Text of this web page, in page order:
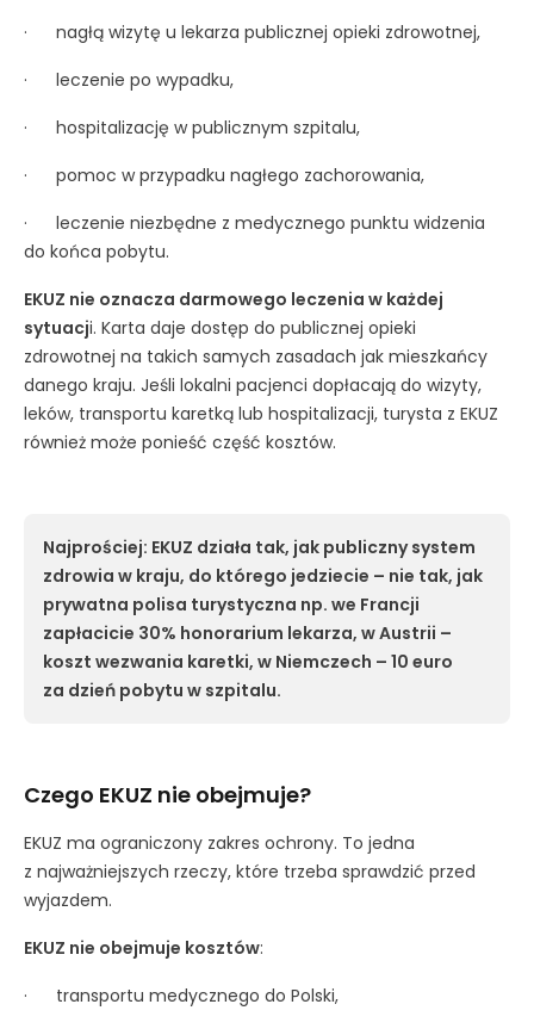
· nagłą wizytę u lekarza publicznej opieki zdrowotnej,
· leczenie po wypadku,
· hospitalizację w publicznym szpitalu,
· pomoc w przypadku nagłego zachorowania,
· leczenie niezbędne z medycznego punktu widzenia
do końca pobytu.
EKUZ nie oznacza darmowego leczenia w każdej
sytuacji. Karta daje dostęp do publicznej opieki
zdrowotnej na takich samych zasadach jak mieszkańcy
danego kraju. Jeśli lokalni pacjenci dopłacają do wizyty,
leków, transportu karetką lub hospitalizacji, turysta z EKUZ
również może ponieść część kosztów.
Najprościej: EKUZ działa tak, jak publiczny system
zdrowia w kraju, do którego jedziecie – nie tak, jak
prywatna polisa turystyczna np. we Francji
zapłacicie 30% honorarium lekarza, w Austrii –
koszt wezwania karetki, w Niemczech – 10 euro
za dzień pobytu w szpitalu.
Czego EKUZ nie obejmuje?
EKUZ ma ograniczony zakres ochrony. To jedna
z najważniejszych rzeczy, które trzeba sprawdzić przed
wyjazdem.
EKUZ nie obejmuje kosztów:
· transportu medycznego do Polski,